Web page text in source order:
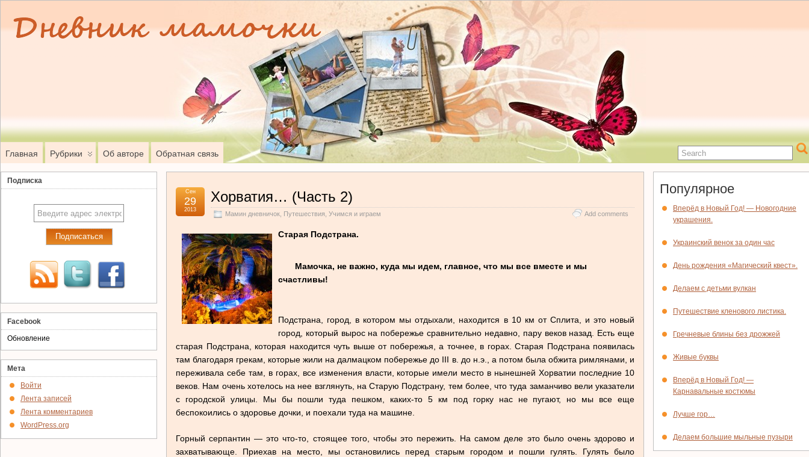
Главная Рубрики Об авторе Обратная связь
Хорватия… (Часть 2)
Мамин дневничок Путешествия Учимся и играем Add comments
Сен
29
2013
Старая Подстрана.
Мамочка, не важно, куда мы идем, главное, что мы все вместе и мы
счастливы!
Подстрана, город, в котором мы отдыхали, находится в 10 км от Сплита, и это новый
город, который вырос на побережье сравнительно недавно, пару веков назад. Есть еще
старая Подстрана, которая находится чуть выше от побережья, а точнее, в горах. Старая Подстрана появилась
там благодаря грекам, которые жили на далмацком побережье до III в. до н.э., а потом была обжита римлянами, и
переживала себе там, в горах, все изменения власти, которые имели место в нынешней Хорватии последние 10
веков. Нам очень хотелось на нее взглянуть, на Старую Подстрану, тем более, что туда заманчиво вели указатели
с городской улицы. Мы бы пошли туда пешком, каких-то 5 км под горку нас не пугают, но мы все еще
беспокоились о здоровье дочки, и поехали туда на машине.
Горный серпантин — это что-то, стоящее того, чтобы это пережить. На самом деле это было очень здорово и
захватывающе. Приехав на место, мы остановились перед старым городом и пошли гулять. Гулять было
Подписка
Facebook
Обновление
Мета
Войти
Лента записей
Лента комментариев
WordPress.org
Популярное
Вперёд в Новый Год! — Новогодние
украшения.
Украинский венок за один час
День рождения «Магический квест».
Делаем с детьми вулкан
Путешествие кленового листика.
Гречневые блины без дрожжей
Живые буквы
Вперёд в Новый Год! —
Карнавальные костюмы
Лучше гор…
Делаем большие мыльные пузыри